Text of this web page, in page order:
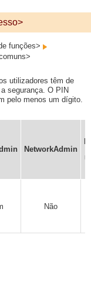
funções>
utilizadores têm de
segurança. O PIN
pelo menos um dígito.
NetworkAdmin
Não